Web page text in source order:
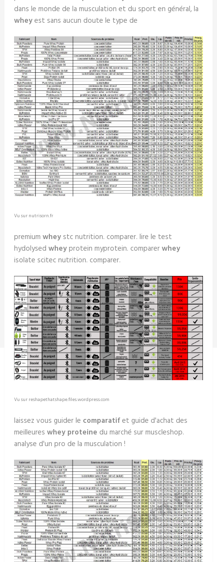
dans le monde de la musculation et du sport en général, la
wheyest sans aucun doute le type de
Vu sur nutrisorn.fr
premium wheystc nutrition. comparer. lire le test
hydolysed wheyprotein myprotein. comparerwhey
isolate scitec nutrition. comparer.
Vu sur reshapethatshape.files.wordpress.com
laissez vous guider le comparatifet guide d'achat des
meilleures whey proteine du marché sur muscleshop.
analyse d'un pro de la musculation !